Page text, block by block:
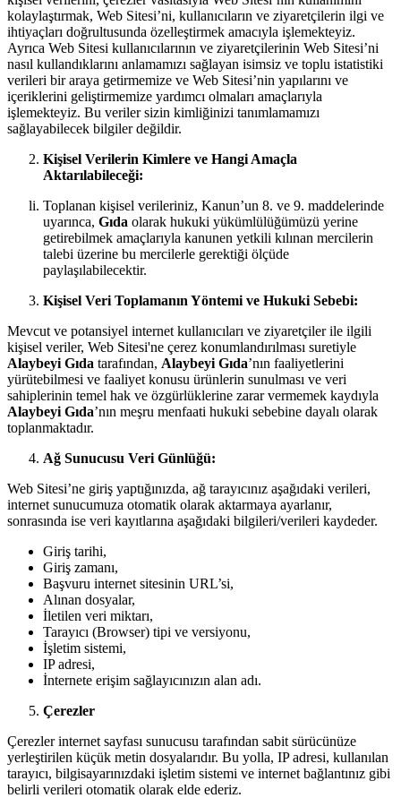
kolaylaştırmak, Web Sitesi’ni, kullanıcıların ve ziyaretçilerin ilgi ve
ihtiyaçları doğrultusunda özelleştirmek amacıyla işlemekteyiz.
Ayrıca Web Sitesi kullanıcılarının ve ziyaretçilerinin Web Sitesi’ni
nasıl kullandıklarını anlamamızı sağlayan isimsiz ve toplu istatistiki
verileri bir araya getirmemize ve Web Sitesi’nin yapılarını ve
içeriklerini geliştirmemize yardımcı olmaları amaçlarıyla
işlemekteyiz. Bu veriler sizin kimliğinizi tanımlamamızı
sağlayabilecek bilgiler değildir.
Kişisel Verilerin Kimlere ve Hangi Amaçla
Aktarılabileceği:
Toplanan kişisel verileriniz, Kanun’un 8. ve 9. maddelerinde
uyarınca, Gıda olarak hukuki yükümlülüğümüzü yerine
getirebilmek amaçlarıyla kanunen yetkili kılınan mercilerin
talebi üzerine bu mercilerle gerektiği ölçüde
paylaşılabilecektir.
Kişisel Veri Toplamanın Yöntemi ve Hukuki Sebebi:
Mevcut ve potansiyel internet kullanıcıları ve ziyaretçiler ile ilgili
kişisel veriler, Web Sitesi'ne çerez konumlandırılması suretiyle
Alaybeyi Gıda tarafından, Alaybeyi Gıda’nın faaliyetlerini
yürütebilmesi ve faaliyet konusu ürünlerin sunulması ve veri
sahiplerinin temel hak ve özgürlüklerine zarar vermemek kaydıyla
Alaybeyi Gıda’nın meşru menfaati hukuki sebebine dayalı olarak
toplanmaktadır.
Ağ Sunucusu Veri Günlüğü:
Web Sitesi’ne giriş yaptığınızda, ağ tarayıcınız aşağıdaki verileri,
internet sunucumuza otomatik olarak aktarmaya ayarlanır,
sonrasında ise veri kayıtlarına aşağıdaki bilgileri/verileri kaydeder.
Giriş tarihi,
Giriş zamanı,
Başvuru internet sitesinin URL’si,
Alınan dosyalar,
İletilen veri miktarı,
Tarayıcı (Browser) tipi ve versiyonu,
İşletim sistemi,
IP adresi,
İnternete erişim sağlayıcınızın alan adı.
Çerezler
Çerezler internet sayfası sunucusu tarafından sabit sürücünüze
yerleştirilen küçük metin dosyalarıdır. Bu yolla, IP adresi, kullanılan
tarayıcı, bilgisayarınızdaki işletim sistemi ve internet bağlantınız gibi
belirli verileri otomatik olarak elde ederiz.